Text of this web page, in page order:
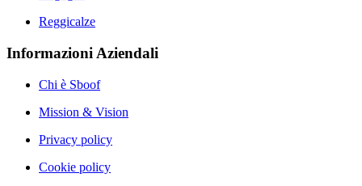
Reggicalze
Informazioni Aziendali
Chi è Sboof
Mission & Vision
Privacy policy
Cookie policy